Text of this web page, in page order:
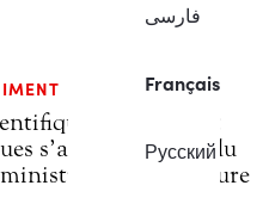
فارسی
Français
Русский
agricoles et
s’adressent chef du
de l’agriculture